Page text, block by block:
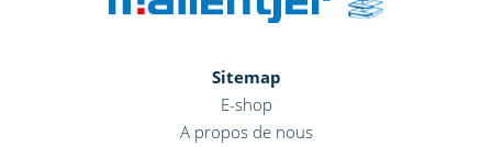
Sitemap
E-shop
A propos de nous